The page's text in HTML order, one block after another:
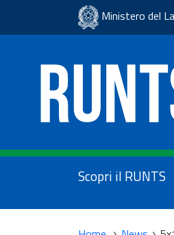
Scopri il RUNTS
News
Normativa
Manuali
Ministero del
Scopri il RUNTS